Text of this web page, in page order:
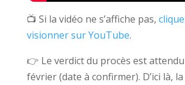
📺 Si la vidéo ne s’affiche pas,
visionner sur YouTube.
👉 Le verdict du procès est
février (date à confirmer). D’ici là, la